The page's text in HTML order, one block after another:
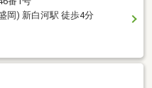
岡) 新白河駅 徒歩4分